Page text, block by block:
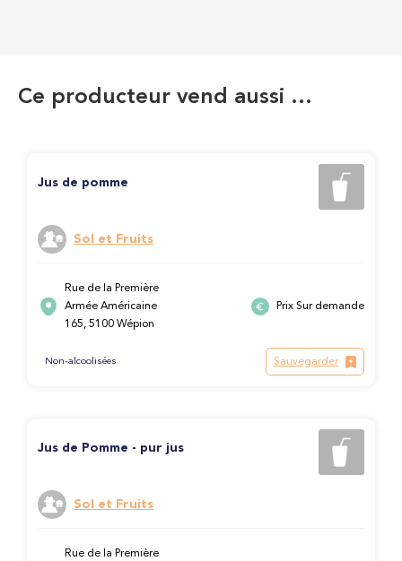
Ce producteur vend aussi …
Jus de pomme
Sol et Fruits
Rue de la Première
Armée Américaine
165, 5100 Wépion
Prix Sur demande
Non-alcoolisées Sauvegarder
Jus de Pomme - pur jus
Sol et Fruits
Rue de la Première